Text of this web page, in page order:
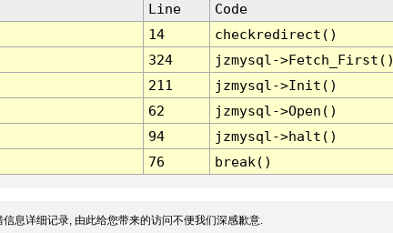
Line
Code
14
checkredirect()
324
jzmysql-
211
jzmysql->Init()
62
jzmysql->Open()
94
jzmysql->halt()
76 break()
息详细记录, 由此给您带来的访问不便我们深感歉意.